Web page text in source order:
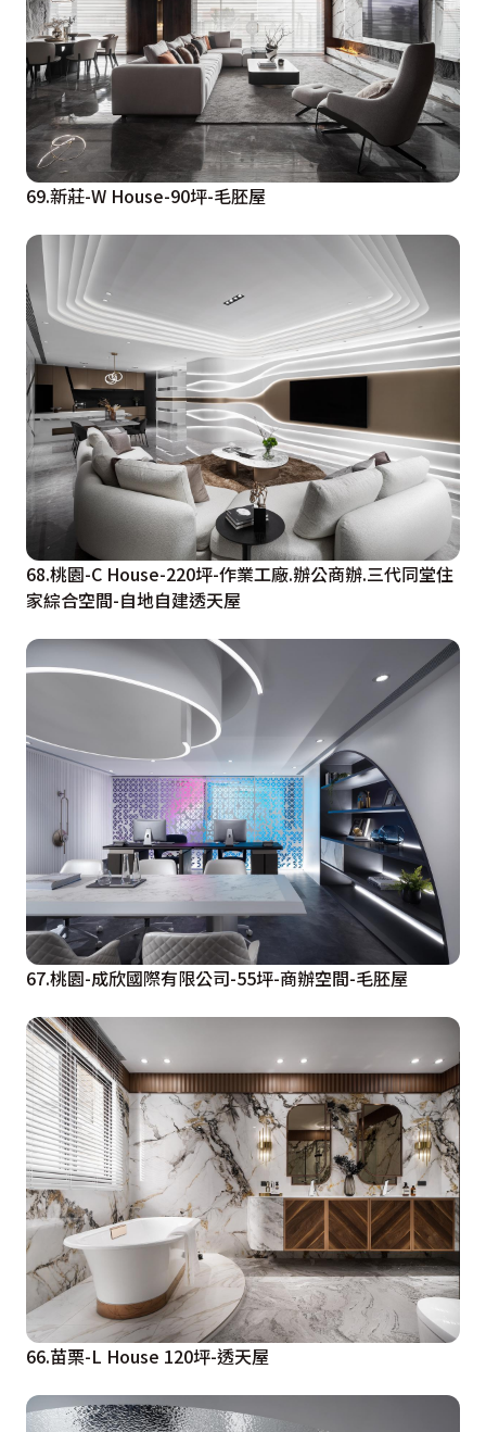
69.新莊-W House-90坪-毛胚屋
68.桃園-C House-220坪-作業工廠.辦公商辦.三代同堂住
家綜合空間-自地自建透天屋
67.桃園-成欣國際有限公司-55坪-商辦空間-毛胚屋
66.苗栗-L House 120坪-透天屋